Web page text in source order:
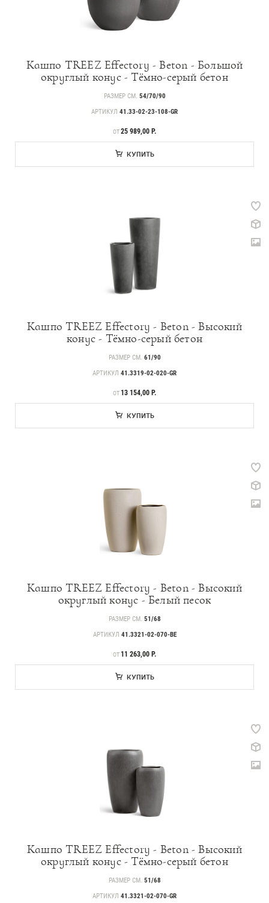
Кашпо TREEZ Effectory - Beton - Большой
округлый конус - Тёмно-серый бетон
РАЗМЕР СМ. 54/70/90
АРТИКУЛ 41.33-02-23-108-GR
ЦЕНА
ОТ25 989,00 Р.
КУПИТЬ
Кашпо TREEZ Effectory - Beton - Высокий
конус - Тёмно-серый бетон
РАЗМЕР СМ. 61/90
АРТИКУЛ 41.3319-02-020-GR
ЦЕНА
ОТ 13 154,00 Р.
КУПИТЬ
Кашпо TREEZ Effectory - Beton - Высокий
округлый конус - Белый песок
РАЗМЕР СМ. 51/68
АРТИКУЛ 41.3321-02-070-BE
ЦЕНА
ОТ 11 263,00 Р.
КУПИТЬ
Кашпо TREEZ Effectory - Beton - Высокий
округлый конус - Тёмно-серый бетон
РАЗМЕР СМ. 51/68
АРТИКУЛ 41.3321-02-070-GR